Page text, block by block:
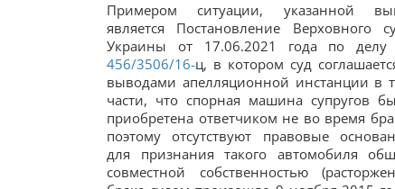
Примером ситуации, указанной
является Постановление Верховного
Украины от 17.06.2021 года по делу
456/3506/16-ц, в котором суд
выводами апелляционной инстанции в
части, что спорная машина супругов
приобретена ответчиком не во время
поэтому отсутствуют правовые
для признания такого автомобиля
совместной собственностью